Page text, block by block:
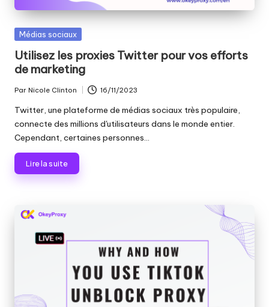
Publié
Médias sociaux
Utilisez les proxies Twitter pour vos efforts
de marketing
Publié
par
Par Nicole Clinton 16/11/2023
Twitter, une plateforme de médias sociaux très populaire,
connecte des millions d'utilisateurs dans le monde entier.
Cependant, certaines personnes...
Lire la suite